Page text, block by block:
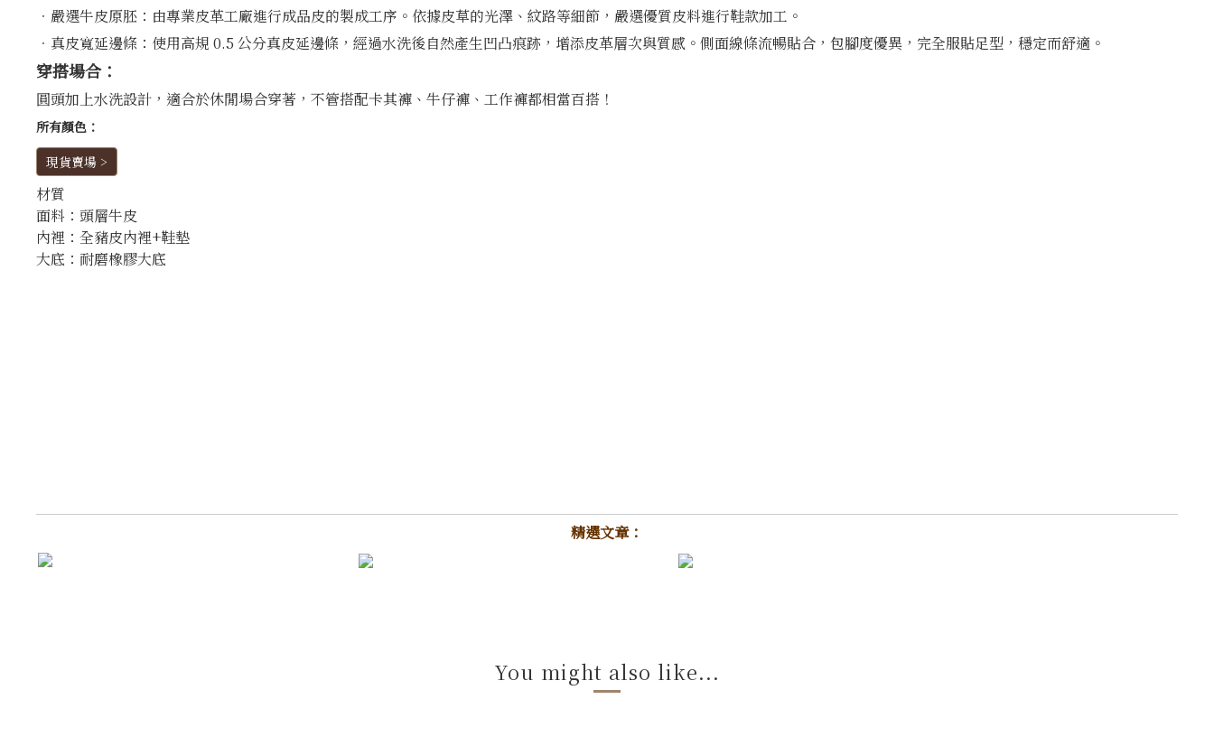
．嚴選牛皮原胚：由專業皮革工廠進行成品皮的製成工序。依據皮草的光澤、紋路等細節，嚴選優質皮料進行鞋款加工。
．真皮寬延邊條：使用高規 0.5 公分真皮延邊條，經過水洗後自然產生凹凸痕跡，增添皮革層次與質感。側面線條流暢貼合，包腳度優異，完全服貼足型，穩定而舒適。
穿搭場合：
圓頭加上水洗設計，適合於休閒場合穿著，不管搭配卡其褲、牛仔褲、工作褲都相當百搭！
所有顏色：
現貨賣場 >
材質
面料：頭層牛皮
內裡：全豬皮內裡+鞋墊
大底：耐磨橡膠大底
精選文章：
You might also like...